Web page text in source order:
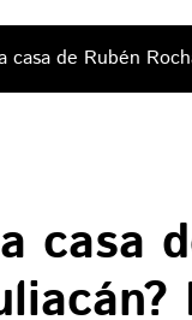
casa de Rubén
casa